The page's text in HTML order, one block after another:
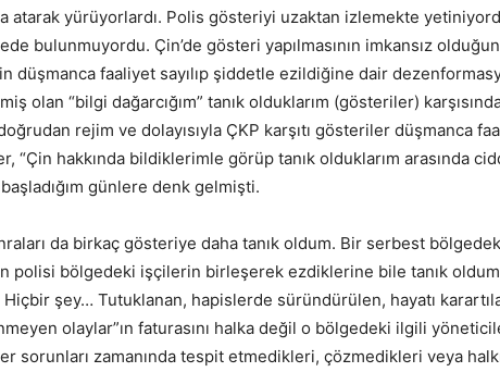
atarak yürüyorlardı. Polis gösteriyi uzaktan izlemekte
bulunmuyordu. Çin’de gösteri yapılmasının imkansız
düşmanca faaliyet sayılıp şiddetle ezildiğine dair
olan “bilgi dağarcığım” tanık olduklarım (gösteriler)
rejim ve dolayısıyla ÇKP karşıtı gösteriler düşmanca
“Çin hakkında bildiklerimle görüp tanık olduklarım arasında
günlere denk gelmişti.
da birkaç gösteriye daha tanık oldum. Bir serbest
polisi bölgedeki işçilerin birleşerek ezdiklerine bile tanık
şey… Tutuklanan, hapislerde süründürülen, hayatı
olaylar”ın faturasını halka değil o bölgedeki ilgili
sorunları zamanında tespit etmedikleri, çözmedikleri veya